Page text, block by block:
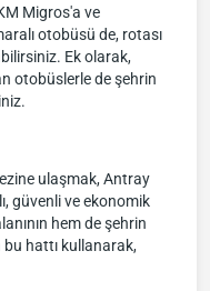
Migros'a ve
otobüsü de, rotası
Ek olarak,
otobüslerle de şehrin
ulaşmak, Antray
güvenli ve ekonomik
hem de şehrin
bu hattı kullanarak,